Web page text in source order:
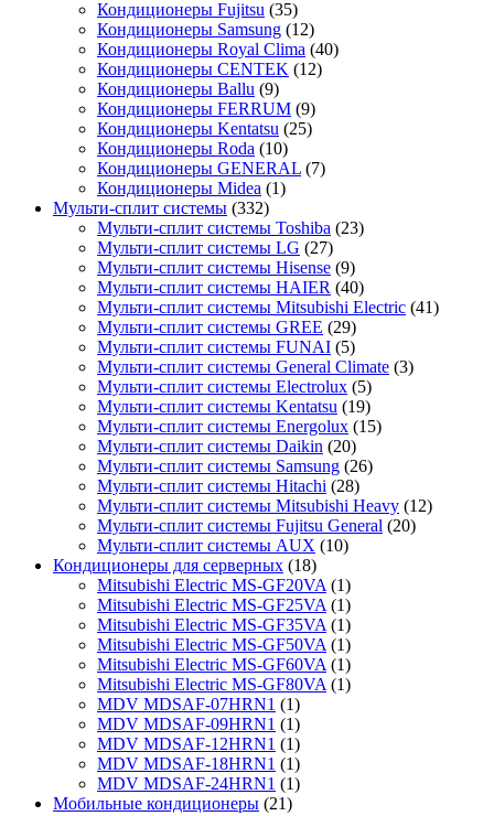
Кондиционеры Fujitsu (35)
Кондиционеры Samsung (12)
Кондиционеры Royal Clima (40)
Кондиционеры CENTEK (12)
Кондиционеры Ballu (9)
Кондиционеры FERRUM (9)
Кондиционеры Kentatsu (25)
Кондиционеры Roda (10)
Кондиционеры GENERAL (7)
Кондиционеры Midea (1)
Мульти-сплит системы (332)
Мульти-сплит системы Toshiba (23)
Мульти-сплит системы LG (27)
Мульти-сплит системы Hisense (9)
Мульти-сплит системы HAIER (40)
Мульти-сплит системы Mitsubishi Electric (41)
Мульти-сплит системы GREE (29)
Мульти-сплит системы FUNAI (5)
Мульти-сплит системы General Climate (3)
Мульти-сплит системы Electrolux (5)
Мульти-сплит системы Kentatsu (19)
Мульти-сплит системы Energolux (15)
Мульти-сплит системы Daikin (20)
Мульти-сплит системы Samsung (26)
Мульти-сплит системы Hitachi (28)
Мульти-сплит системы Mitsubishi Heavy (12)
Мульти-сплит системы Fujitsu General (20)
Мульти-сплит системы AUX (10)
Кондиционеры для серверных (18)
Mitsubishi Electric MS-GF20VA (1)
Mitsubishi Electric MS-GF25VA (1)
Mitsubishi Electric MS-GF35VA (1)
Mitsubishi Electric MS-GF50VA (1)
Mitsubishi Electric MS-GF60VA (1)
Mitsubishi Electric MS-GF80VA (1)
MDV MDSAF-07HRN1 (1)
MDV MDSAF-09HRN1 (1)
MDV MDSAF-12HRN1 (1)
MDV MDSAF-18HRN1 (1)
MDV MDSAF-24HRN1 (1)
Мобильные кондиционеры (21)